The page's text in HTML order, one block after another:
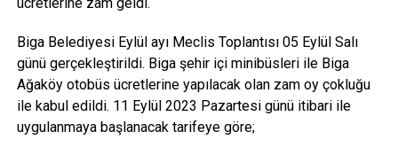
Biga Belediyesi Eylül ayı Meclis Toplantısı 05 Eylül Salı
günü gerçekleştirildi. Biga şehir içi minibüsleri ile Biga
Ağaköy otobüs ücretlerine yapılacak olan zam oy çokluğu
ile kabul edildi. 11 Eylül 2023 Pazartesi günü itibari ile
uygulanmaya başlanacak tarifeye göre;